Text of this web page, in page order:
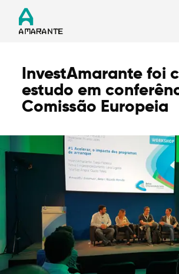
Termo de Pesquisa
Categorias gerais
Filtros
InvestAmarante foi
estudo em
Comissão Europeia